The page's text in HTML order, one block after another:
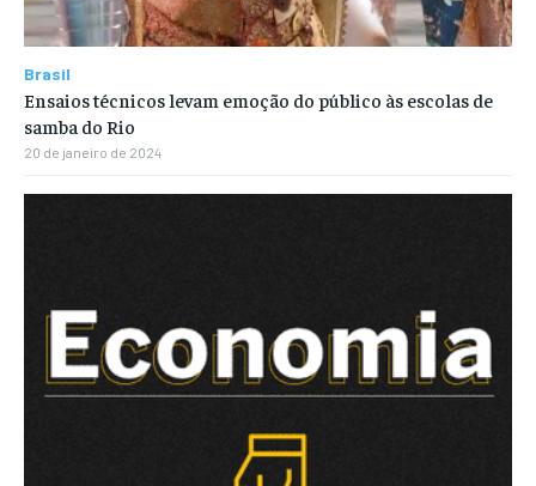
Brasil
Ensaios técnicos levam emoção do público às escolas de
samba do Rio
20 de janeiro de 2024